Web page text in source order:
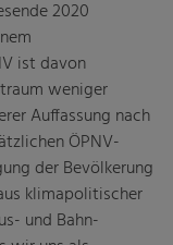
2020
ist davon
weniger
Auffassung nach
ÖPNV-
der Bevölkerung
klimapolitischer
und Bahn-